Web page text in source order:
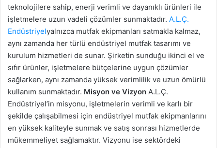
teknolojilere sahip, enerji verimli ve dayanıklı ürünleri ile
işletmelere uzun vadeli çözümler sunmaktadır. A.L.Ç.
Endüstriyelyalnızca mutfak ekipmanları satmakla kalmaz,
aynı zamanda her türlü endüstriyel mutfak tasarımı ve
kurulum hizmetleri de sunar. Şirketin sunduğu ikinci el ve
sıfır ürünler, işletmelere bütçelerine uygun çözümler
sağlarken, aynı zamanda yüksek verimlilik ve uzun ömürlü
kullanım sunmaktadır. Misyon ve Vizyon A.L.Ç.
Endüstriyel’in misyonu, işletmelerin verimli ve karlı bir
şekilde çalışabilmesi için endüstriyel mutfak ekipmanlarını
en yüksek kaliteyle sunmak ve satış sonrası hizmetlerde
mükemmeliyet sağlamaktır. Vizyonu ise sektördeki